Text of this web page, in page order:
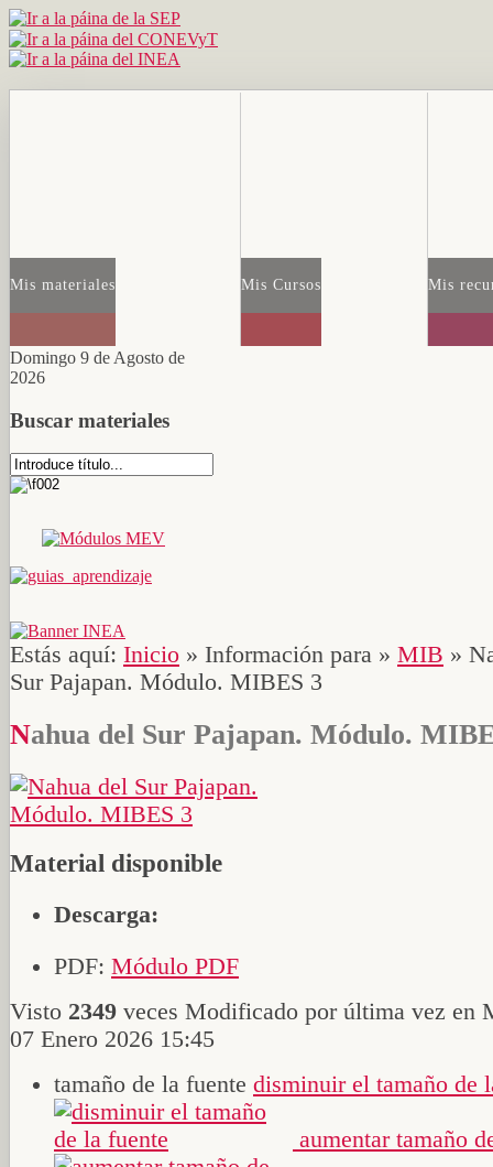
Mis materiales Mis Cursos Mis
Domingo 9 de Agosto de
2026
Buscar materiales
Estás aquí: Inicio » Información para » MIB »
Sur Pajapan. Módulo. MIBES 3
Nahua del Sur Pajapan. Módulo.
Material disponible
Descarga:
PDF: Módulo PDF
Visto 2349 veces Modificado por última vez en
07 Enero 2026 15:45
tamaño de la fuente disminuir el tamaño de
aumentar tamaño